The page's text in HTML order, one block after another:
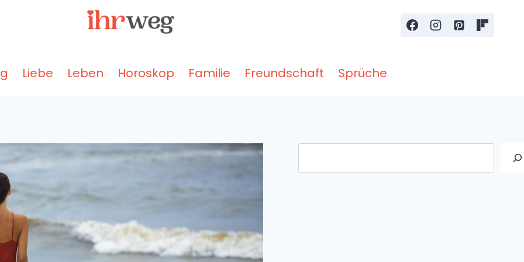
Liebe Leben Horoskop Familie Freundschaft Sprüche